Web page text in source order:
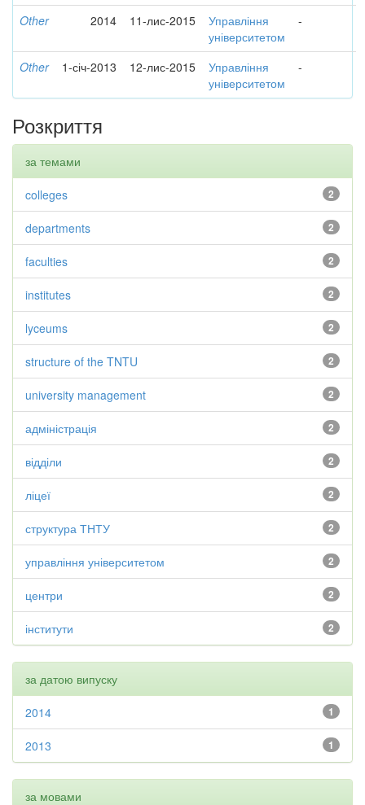
Other 2014 11-лис-2015
Управління
університетом
-
Other 1-січ-2013 12-лис-2015
Управління
університетом
-
Розкриття
за темами
2
colleges
2
departments
2
faculties
2
institutes
2
lyceums
2
structure of the TNTU
2
university management
2
адміністрація
2
відділи
2
ліцеї
2
структура ТНТУ
2
управління університетом
2
центри
2
інститути
за датою випуску
1
2014
1
2013
за мовами